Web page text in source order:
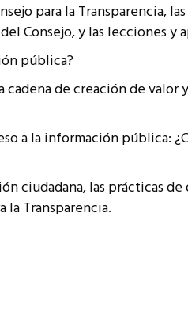
para la Transparencia,
Consejo, y las lecciones y
pública?
de creación de
a la información pública:
ciudadana, las prácticas
Transparencia.